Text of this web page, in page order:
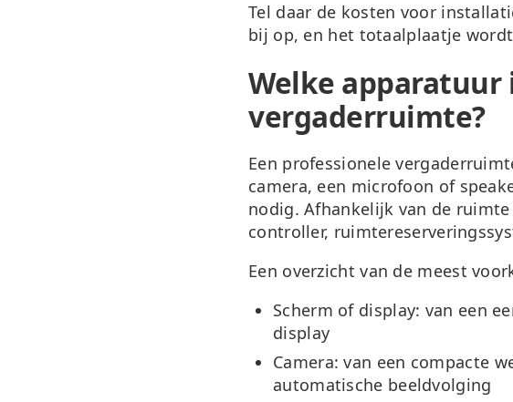
Tel daar de kosten voor
bij op, en het totaalplaatje
Welke apparatuur
vergaderruimte?
Een professionele
camera, een microfoon of
nodig. Afhankelijk van de
controller,
Een overzicht van de meest
Scherm of display: van een
display
Camera: van een compacte
automatische beeldvolging